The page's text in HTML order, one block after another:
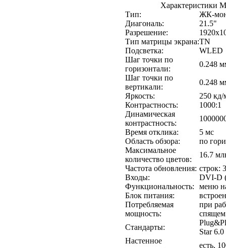
Характеристики
Тип:
ЖК-
Диагональ:
21.5"
Разрешение:
Тип матрицы экрана:TN
Подсветка:
WLED
Шаг точки по
горизонтали:
0.248
Шаг точки по
вертикали:
0.248
Яркость:
250 кд/
Контрастность:
1000:1
Динамическая
контрастность:
Время отклика:
5 мс
Область обзора:
по
Максимальное
количество цветов:
16.7
Частота обновления: строк:
Входы:
DVI-D
Функциональность:
меню
Блок питания:
Потребляемая
мощность:
при
Стандарты:
Star 6.0
Настенное
есть,